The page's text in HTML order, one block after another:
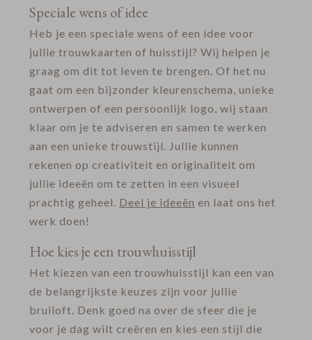
Speciale wens of idee
Heb je een speciale wens of een idee voor
jullie trouwkaarten of huisstijl? Wij helpen je
graag om dit tot leven te brengen. Of het nu
gaat om een bijzonder kleurenschema, unieke
ontwerpen of een persoonlijk logo, wij staan
klaar om je te adviseren en samen te werken
aan een unieke trouwstijl. Jullie kunnen
rekenen op creativiteit en originaliteit om
jullie ideeën om te zetten in een visueel
prachtig geheel. Deel je ideeën en laat ons het
werk doen!
Hoe kies je een trouwhuisstijl
Het kiezen van een trouwhuisstijl kan een van
de belangrijkste keuzes zijn voor jullie
bruiloft. Denk goed na over de sfeer die je
voor je dag wilt creëren en kies een stijl die